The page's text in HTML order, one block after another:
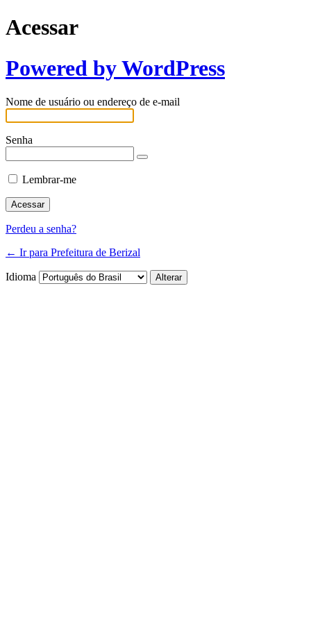
Acessar
Powered by WordPress
Nome de usuário ou endereço de e-mail
Senha
Lembrar-me
Perdeu a senha?
← Ir para Prefeitura de Berizal
Idioma